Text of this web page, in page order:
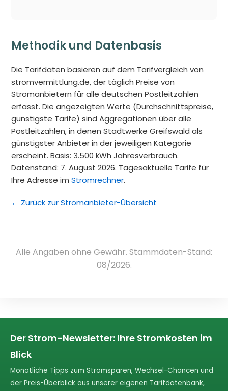
Methodik und Datenbasis
Die Tarifdaten basieren auf dem Tarifvergleich von
stromvermittlung.de, der täglich Preise von
Stromanbietern für alle deutschen Postleitzahlen
erfasst. Die angezeigten Werte (Durchschnittspreise,
günstigste Tarife) sind Aggregationen über alle
Postleitzahlen, in denen Stadtwerke Greifswald als
günstigster Anbieter in der jeweiligen Kategorie
erscheint. Basis: 3.500 kWh Jahresverbrauch.
Datenstand: 7. August 2026. Tagesaktuelle Tarife für
Ihre Adresse imStromrechner.
← Zurück zur Stromanbieter-Übersicht
Alle Angaben ohne Gewähr. Stammdaten-Stand:
08/2026.
Der Strom-Newsletter: Ihre Stromkosten im
Blick
Monatliche Tipps zum Stromsparen, Wechsel-Chancen und
der Preis-Überblick aus unserer eigenen Tarifdatenbank,